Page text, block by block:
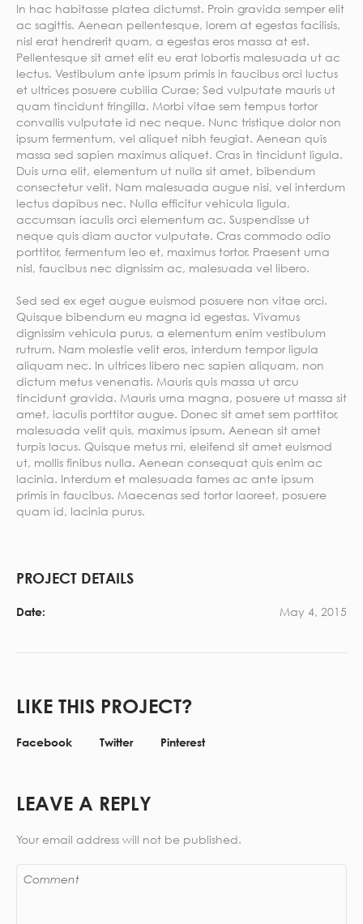
In hac habitasse platea dictumst. Proin gravida semper elit
ac sagittis. Aenean pellentesque, lorem at egestas facilisis,
nisl erat hendrerit quam, a egestas eros massa at est.
Pellentesque sit amet elit eu erat lobortis malesuada ut ac
lectus. Vestibulum ante ipsum primis in faucibus orci luctus
et ultrices posuere cubilia Curae; Sed vulputate mauris ut
quam tincidunt fringilla. Morbi vitae sem tempus tortor
convallis vulputate id nec neque. Nunc tristique dolor non
ipsum fermentum, vel aliquet nibh feugiat. Aenean quis
massa sed sapien maximus aliquet. Cras in tincidunt ligula.
Duis urna elit, elementum ut nulla sit amet, bibendum
consectetur velit. Nam malesuada augue nisi, vel interdum
lectus dapibus nec. Nulla efficitur vehicula ligula,
accumsan iaculis orci elementum ac. Suspendisse ut
neque quis diam auctor vulputate. Cras commodo odio
porttitor, fermentum leo et, maximus tortor. Praesent urna
nisl, faucibus nec dignissim ac, malesuada vel libero.
Sed sed ex eget augue euismod posuere non vitae orci.
Quisque bibendum eu magna id egestas. Vivamus
dignissim vehicula purus, a elementum enim vestibulum
rutrum. Nam molestie velit eros, interdum tempor ligula
aliquam nec. In ultrices libero nec sapien aliquam, non
dictum metus venenatis. Mauris quis massa ut arcu
tincidunt gravida. Mauris urna magna, posuere ut massa sit
amet, iaculis porttitor augue. Donec sit amet sem porttitor,
malesuada velit quis, maximus ipsum. Aenean sit amet
turpis lacus. Quisque metus mi, eleifend sit amet euismod
ut, mollis finibus nulla. Aenean consequat quis enim ac
lacinia. Interdum et malesuada fames ac ante ipsum
primis in faucibus. Maecenas sed tortor laoreet, posuere
quam id, lacinia purus.
PROJECT DETAILS
Date: May 4, 2015
LIKE THIS PROJECT?
Facebook Twitter Pinterest
LEAVE A REPLY
Your email address will not be published.